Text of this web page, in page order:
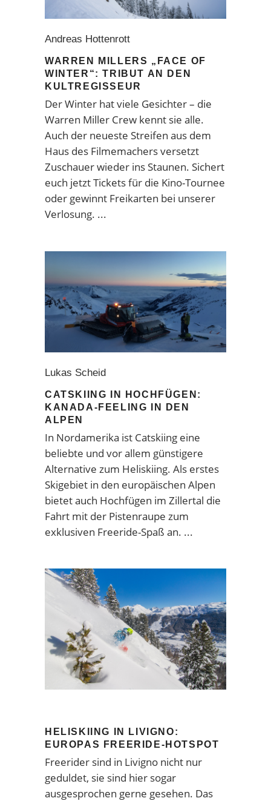
Andreas Hottenrott
WARREN MILLERS „FACE OF
WINTER“: TRIBUT AN DEN
KULTREGISSEUR
Der Winter hat viele Gesichter – die
Warren Miller Crew kennt sie alle.
Auch der neueste Streifen aus dem
Haus des Filmemachers versetzt
Zuschauer wieder ins Staunen. Sichert
euch jetzt Tickets für die Kino-Tournee
oder gewinnt Freikarten bei unserer
Verlosung.
Lukas Scheid
CATSKIING IN HOCHFÜGEN:
KANADA-FEELING IN DEN
ALPEN
In Nordamerika ist Catskiing eine
beliebte und vor allem günstigere
Alternative zum Heliskiing. Als erstes
Skigebiet in den europäischen Alpen
bietet auch Hochfügen im Zillertal die
Fahrt mit der Pistenraupe zum
exklusiven Freeride-Spaß an.
HELISKIING IN LIVIGNO:
EUROPAS FREERIDE-HOTSPOT
Freerider sind in Livigno nicht nur
geduldet, sie sind hier sogar
ausgesprochen gerne gesehen. Das